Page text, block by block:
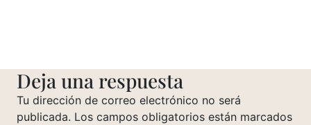
Deja una respuesta
Tu dirección de correo electrónico no será
publicada. Los campos obligatorios están marcados